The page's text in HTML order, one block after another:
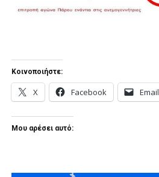
Κοινοποιήστε:
X Facebook Email
Μου αρέσει αυτό: